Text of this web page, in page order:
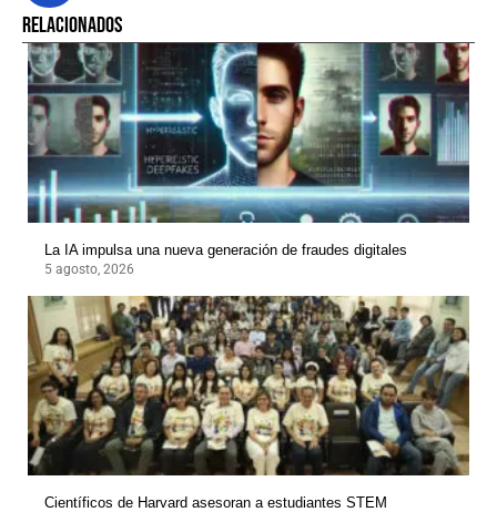
RELACIONADOS
La IA impulsa una nueva generación de fraudes digitales
5 agosto, 2026
Científicos de Harvard asesoran a estudiantes STEM